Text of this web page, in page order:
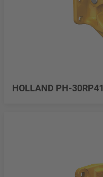
HOLLAND PH-30RP41